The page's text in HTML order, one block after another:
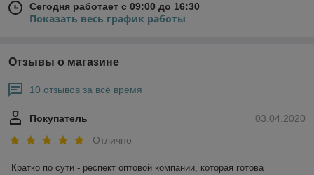
Сегодня работает с 09:00 до 16:30
Показать весь график работы
Отзывы о магазине
10 отзывов за всё время
03.04.2020
Покупатель
Отлично
Кратко по сути - респект оптовой компании, которая готова